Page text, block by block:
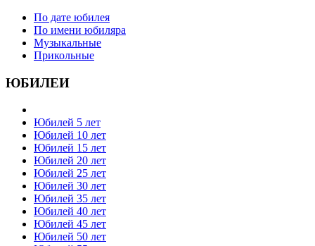
По дате юбилея
По имени юбиляра
Музыкальные
Прикольные
ЮБИЛЕИ
Юбилей 5 лет
Юбилей 10 лет
Юбилей 15 лет
Юбилей 20 лет
Юбилей 25 лет
Юбилей 30 лет
Юбилей 35 лет
Юбилей 40 лет
Юбилей 45 лет
Юбилей 50 лет